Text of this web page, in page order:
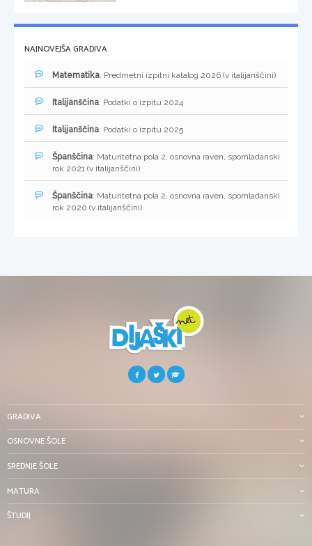
NAJNOVEJŠA GRADIVA
Matematika: Predmetni izpitni katalog 2026 (v italijanščini)
Italijanščina: Podatki o izpitu 2024
Italijanščina: Podatki o izpitu 2025
Španščina: Maturitetna pola 2, osnovna raven, spomladanski
rok 2021 (v italijanščini)
Španščina: Maturitetna pola 2, osnovna raven, spomladanski
rok 2020 (v italijanščini)
GRADIVA
OSNOVNE ŠOLE
SREDNJE ŠOLE
MATURA
ŠTUDIJ